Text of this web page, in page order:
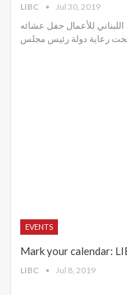
LIBC Jul 30, 2019
اللبناني للأعمال حفل عشائه
رعاية دولة رئيس مجلس
EVENTS
Mark your calendar:
LIBC Jul 8, 2019